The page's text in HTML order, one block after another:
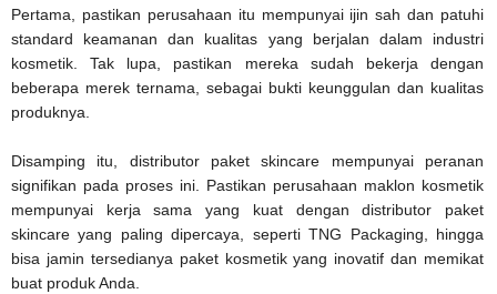
Pertama, pastikan perusahaan itu mempunyai ijin sah dan patuhi
standard keamanan dan kualitas yang berjalan dalam industri
kosmetik. Tak lupa, pastikan mereka sudah bekerja dengan
beberapa merek ternama, sebagai bukti keunggulan dan kualitas
produknya.
Disamping itu, distributor paket skincare mempunyai peranan
signifikan pada proses ini. Pastikan perusahaan maklon kosmetik
mempunyai kerja sama yang kuat dengan distributor paket
skincare yang paling dipercaya, seperti TNG Packaging, hingga
bisa jamin tersedianya paket kosmetik yang inovatif dan memikat
buat produk Anda.